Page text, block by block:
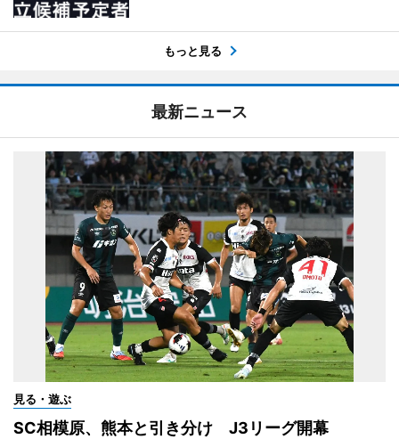
もっと見る
最新ニュース
見る・遊ぶ
SC相模原、熊本と引き分け J3リーグ開幕